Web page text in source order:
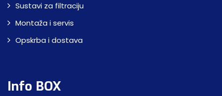
Sustavi za filtraciju
Montaža i servis
Opskrba i dostava
Info BOX